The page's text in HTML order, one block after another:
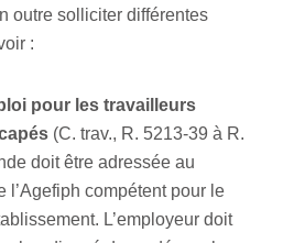
outre solliciter différentes
:
pour les travailleurs
(C. trav., R. 5213-39 à R.
doit être adressée au
l’Agefiph compétent pour le
L’employeur doit